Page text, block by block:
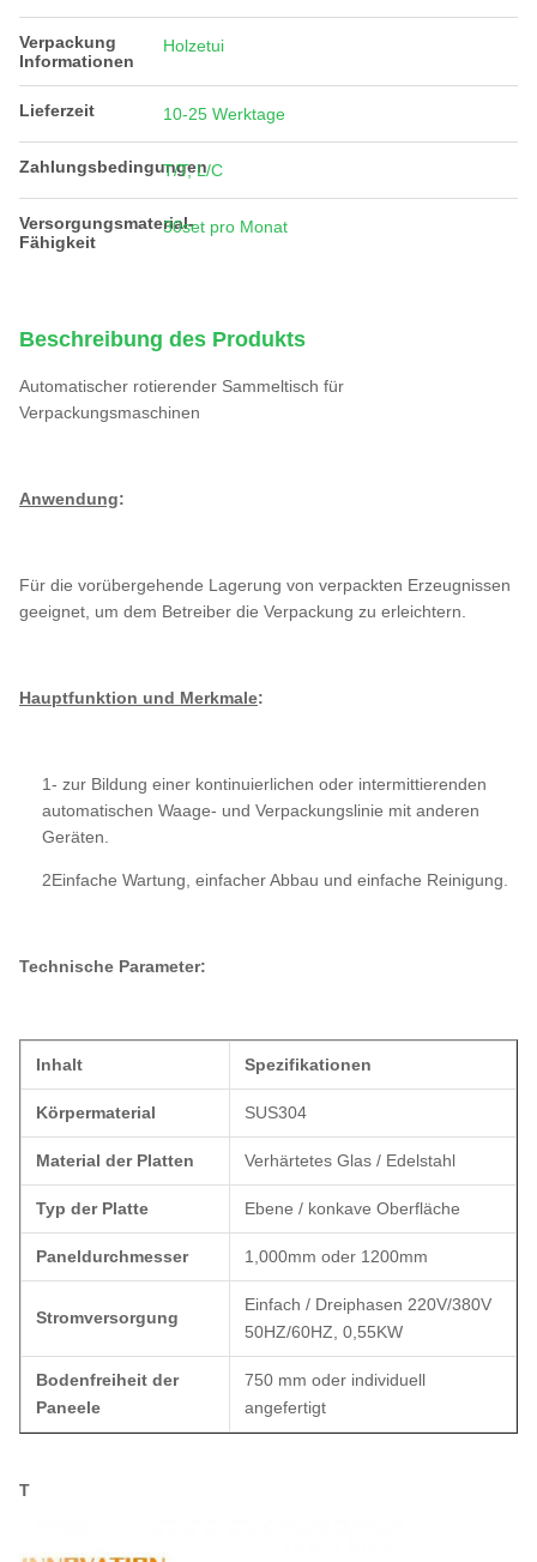
Verpackung
Informationen
Holzetui
Lieferzeit 10-25 Werktage
Zahlungsbedingungen
T/T, L/C
Versorgungsmaterial-
Fähigkeit
30set pro Monat
Beschreibung des Produkts
Automatischer rotierender Sammeltisch für
Verpackungsmaschinen
Anwendung:
Für die vorübergehende Lagerung von verpackten Erzeugnissen
geeignet, um dem Betreiber die Verpackung zu erleichtern.
Hauptfunktion und Merkmale:
1- zur Bildung einer kontinuierlichen oder intermittierenden
automatischen Waage- und Verpackungslinie mit anderen
Geräten.
2Einfache Wartung, einfacher Abbau und einfache Reinigung.
Technische Parameter:
Inhalt Spezifikationen
Körpermaterial SUS304
Material der Platten Verhärtetes Glas / Edelstahl
Typ der Platte Ebene / konkave Oberfläche
Paneldurchmesser 1,000mm oder 1200mm
Stromversorgung
Einfach / Dreiphasen 220V/380V
50HZ/60HZ, 0,55KW
Bodenfreiheit der
Paneele
750 mm oder individuell
angefertigt
T